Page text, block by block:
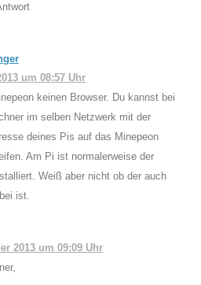
um 08:57 Uhr
keinen Browser. Du kannst bei
im selben Netzwerk mit der
deines Pis auf das Minepeon
Am Pi ist normalerweise der
Weiß aber nicht ob der auch
ist.
2013 um 09:09 Uhr